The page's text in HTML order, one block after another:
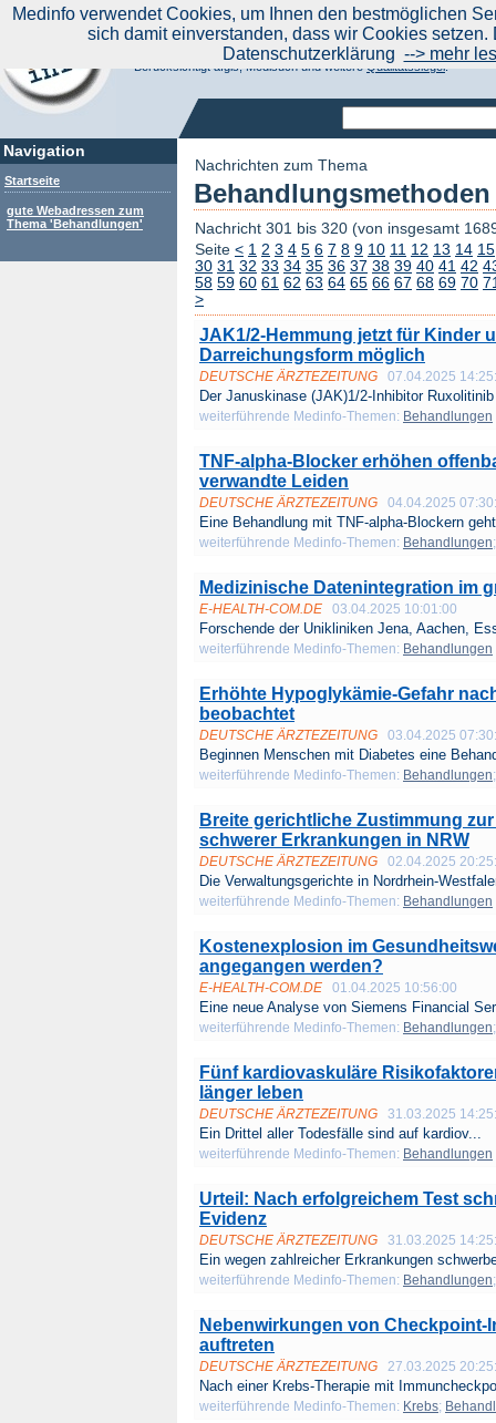
Navigation
Startseite
gute Webadressen zum
Thema 'Behandlungen'
Aktuelle Nachrichten|
Suchen Sie noch oder Finden Sie schon?
Medinfo.de - Meta-Portal für Gesundheitsthemen
Berücksichtigt afgis, Medisuch und weitereQualitätssiegel.
Nachrichten zum Thema
Nachricht 301 bis 320 (von insgesamt
Seite < 1 2 3 4 5 6 7 8 9 10 11 12 13 14 15
30 31 32 33 34 35 36 37 38 39 40 41 42
58 59 60 61 62 63 64 65 66 67 68 69 70
>
JAK1/2-Hemmung jetzt für Kinder
Darreichungsform möglich
DEUTSCHE ÄRZTEZEITUNG 07.04.2025
Der Januskinase (JAK)1/2-Inhibitor
weiterführende Medinfo-Themen: Behandlungen
TNF-alpha-Blocker erhöhen
verwandte Leiden
DEUTSCHE ÄRZTEZEITUNG 04.04.2025
Eine Behandlung mit TNF-alpha-Blockern
weiterführende Medinfo-Themen: Behandlungen
Medizinische Datenintegration im
E-HEALTH-COM.DE 03.04.2025 10:01:00
Forschende der Unikliniken Jena, Aachen,
weiterführende Medinfo-Themen: Behandlungen
Erhöhte Hypoglykämie-Gefahr
beobachtet
DEUTSCHE ÄRZTEZEITUNG 03.04.2025
Beginnen Menschen mit Diabetes eine
weiterführende Medinfo-Themen: Behandlungen
Breite gerichtliche Zustimmung
schwerer Erkrankungen in NRW
DEUTSCHE ÄRZTEZEITUNG 02.04.2025
Die Verwaltungsgerichte in Nordrhein-
weiterführende Medinfo-Themen: Behandlungen
Kostenexplosion im
angegangen werden?
E-HEALTH-COM.DE 01.04.2025 10:56:00
Eine neue Analyse von Siemens Financial
weiterführende Medinfo-Themen: Behandlungen
Fünf kardiovaskuläre
länger leben
DEUTSCHE ÄRZTEZEITUNG 31.03.2025
Ein Drittel aller Todesfälle sind auf kardiov...
weiterführende Medinfo-Themen: Behandlungen
Urteil: Nach erfolgreichem Test
Evidenz
DEUTSCHE ÄRZTEZEITUNG 31.03.2025
Ein wegen zahlreicher Erkrankungen
weiterführende Medinfo-Themen: Behandlungen
Nebenwirkungen von
auftreten
DEUTSCHE ÄRZTEZEITUNG 27.03.2025
Nach einer Krebs-Therapie mit
weiterführende Medinfo-Themen: Krebs;
Medinfo verwendet Cookies, um Ihnen den bestmöglichen
sich damit einverstanden, dass wir Cookies
Datenschutzerklärung --> mehr